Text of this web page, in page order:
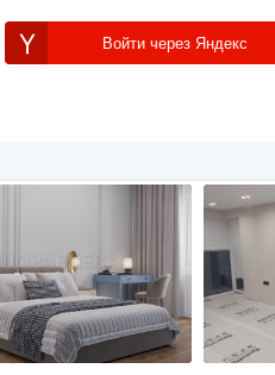
Войти через Яндекс